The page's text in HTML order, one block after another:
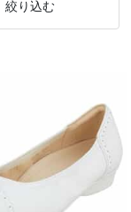
絞り込む